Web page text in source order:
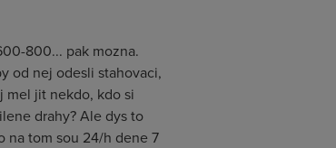
800... pak mozna.
od nej odesli stahovaci,
mel jit nekdo, kdo si
drahy? Ale dys to
na tom sou 24/h dene 7